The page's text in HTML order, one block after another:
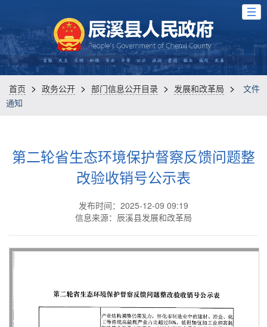
首页 > 政务公开 > 部门信息公开目录 > 发展和改革局 >
文件
通知
第二轮省生态环境保护督察反馈问题整
改验收销号公示表
发布时间：2025-12-09 09:19
信息来源：辰溪县发展和改革局